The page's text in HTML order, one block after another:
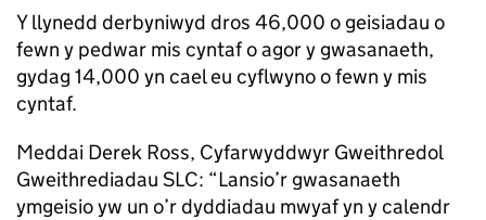
Y llynedd derbyniwyd dros 46,000 o geisiadau o
fewn y pedwar mis cyntaf o agor y gwasanaeth,
gydag 14,000 yn cael eu cyflwyno o fewn y mis
cyntaf.
Meddai Derek Ross, Cyfarwyddwyr Gweithredol
Gweithrediadau SLC: “Lansio’r gwasanaeth
ymgeisio yw un o’r dyddiadau mwyaf yn y calendr